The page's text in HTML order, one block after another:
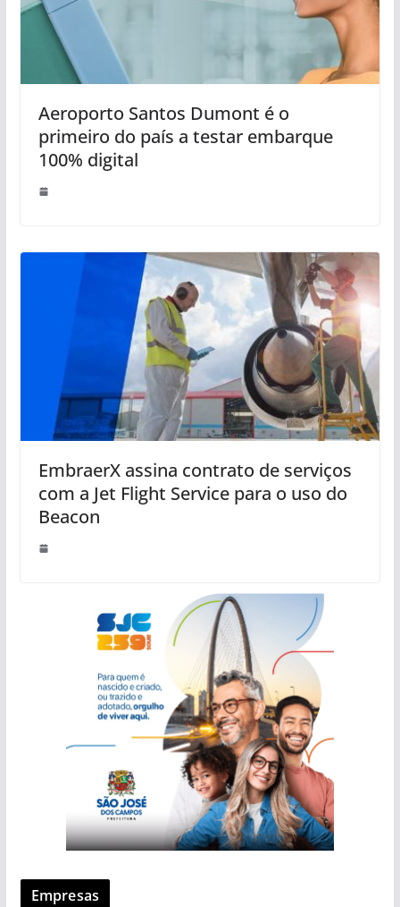
Aeroporto Santos Dumont é o
primeiro do país a testar embarque
100% digital
EmbraerX assina contrato de serviços
com a Jet Flight Service para o uso do
Beacon
Empresas